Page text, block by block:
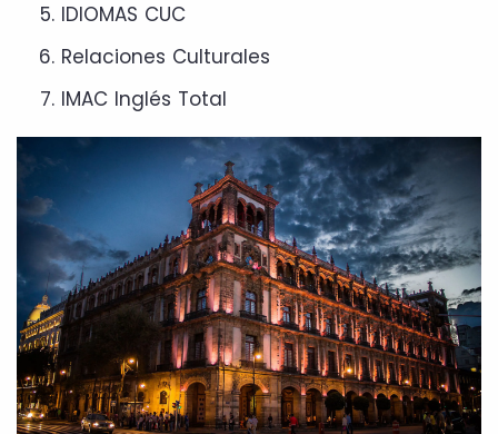
IDIOMAS CUC
Relaciones Culturales
IMAC Inglés Total